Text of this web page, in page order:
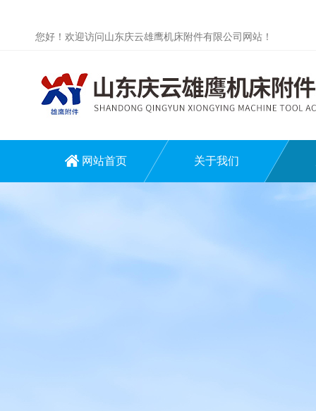
您好！欢迎访问山东庆云雄鹰机床附件有限公司网站！
网站首页 关于我们